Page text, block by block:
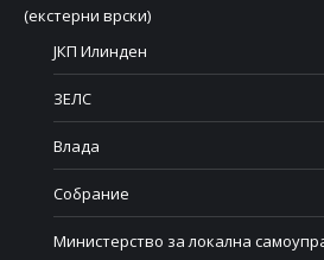
(екстерни врски)
ЈКП Илинден
ЗЕЛС
Влада
Собрание
Министерство за локална